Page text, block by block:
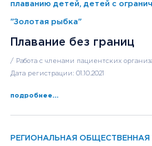
плаванию детей, детей с
"Золотая рыбка"
Плавание без границ
/ Работа с членами пациентских
Дата регистрации: 01.10.2021
подробнее...
РЕГИОНАЛЬНАЯ